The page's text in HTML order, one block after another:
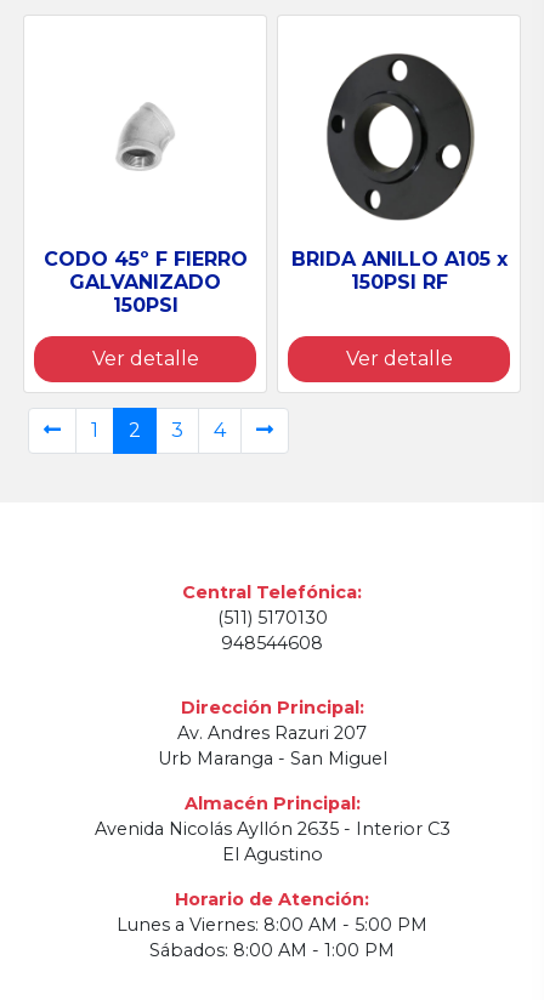
CODO 45º F FIERRO
GALVANIZADO
150PSI
Ver detalle
BRIDA ANILLO A105 x
150PSI RF
Ver detalle
1 2 3 4
Central Telefónica:
(511) 5170130
948544608
Dirección Principal:
Av. Andres Razuri 207
Urb Maranga - San Miguel
Almacén Principal:
Avenida Nicolás Ayllón 2635 - Interior C3
El Agustino
Horario de Atención:
Lunes a Viernes: 8:00 AM - 5:00 PM
Sábados: 8:00 AM - 1:00 PM